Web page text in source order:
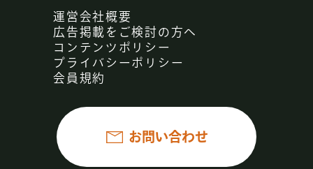
運営会社概要
広告掲載をご検討の方へ
コンテンツポリシー
プライバシーポリシー
会員規約
お問い合わせ